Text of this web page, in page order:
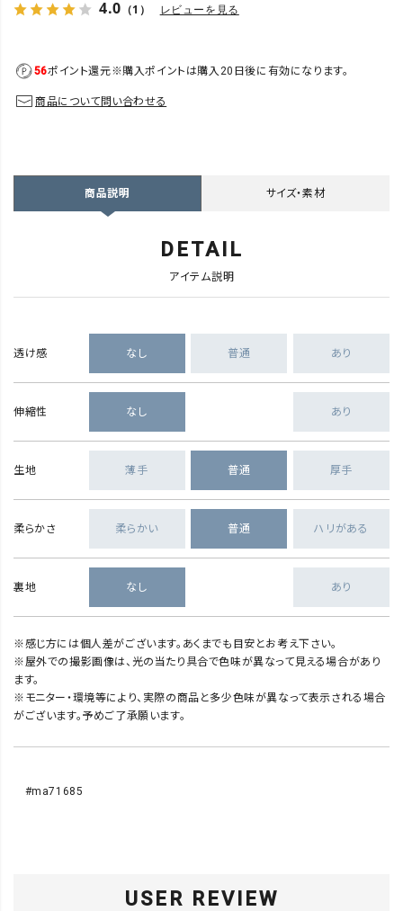
4.0 （1） レビューを見る
56ポイント還元※購入ポイントは購入20日後に有効になります。
商品について問い合わせる
商品説明 サイズ・素材
DETAIL
アイテム説明
透け感 なし 普通 あり
伸縮性 なし あり
生地 薄手 普通 厚手
柔らかさ 柔らかい 普通 ハリがある
裏地 なし あり
※感じ方には個人差がございます。あくまでも目安とお考え下さい。
※屋外での撮影画像は、光の当たり具合で色味が異なって見える場合があり
ます。
※モニター・環境等により、実際の商品と多少色味が異なって表示される場合
がございます。予めご了承願います。
#ma71685
USER REVIEW